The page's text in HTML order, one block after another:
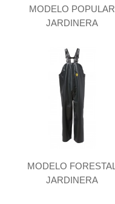
MODELO POPULAR
JARDINERA
MODELO FORESTAL
JARDINERA